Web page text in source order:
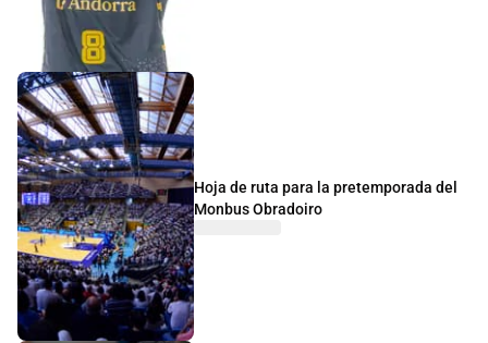
Hoja de ruta para la pretemporada del
Monbus Obradoiro